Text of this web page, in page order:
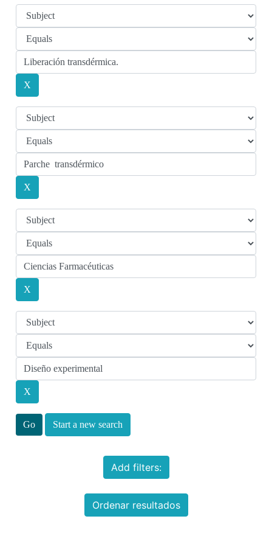
Start a new search
Add filters:
Ordenar resultados